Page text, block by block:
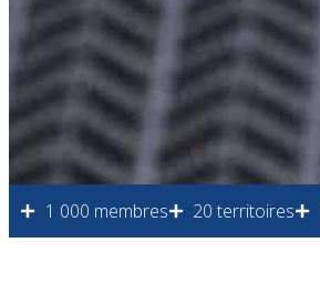
1 000 membres 20 territoires